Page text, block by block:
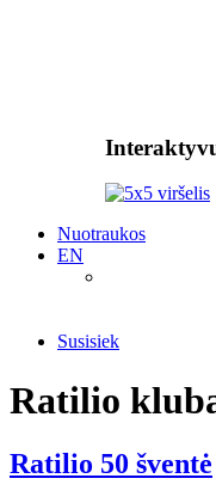
Nuotraukos
EN
Susisiek
Ratilio
Ratilio 50 šventė